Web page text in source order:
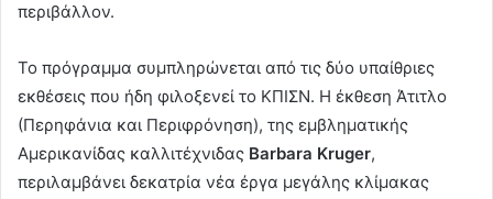
περιβάλλον.
Το πρόγραμμα συμπληρώνεται από τις δύο υπαίθριες
εκθέσεις που ήδη φιλοξενεί το ΚΠΙΣΝ. Η έκθεση Άτιτλο
(Περηφάνια και Περιφρόνηση), της εμβληματικής
Αμερικανίδας καλλιτέχνιδας Barbara Kruger,
περιλαμβάνει δεκατρία νέα έργα μεγάλης κλίμακας